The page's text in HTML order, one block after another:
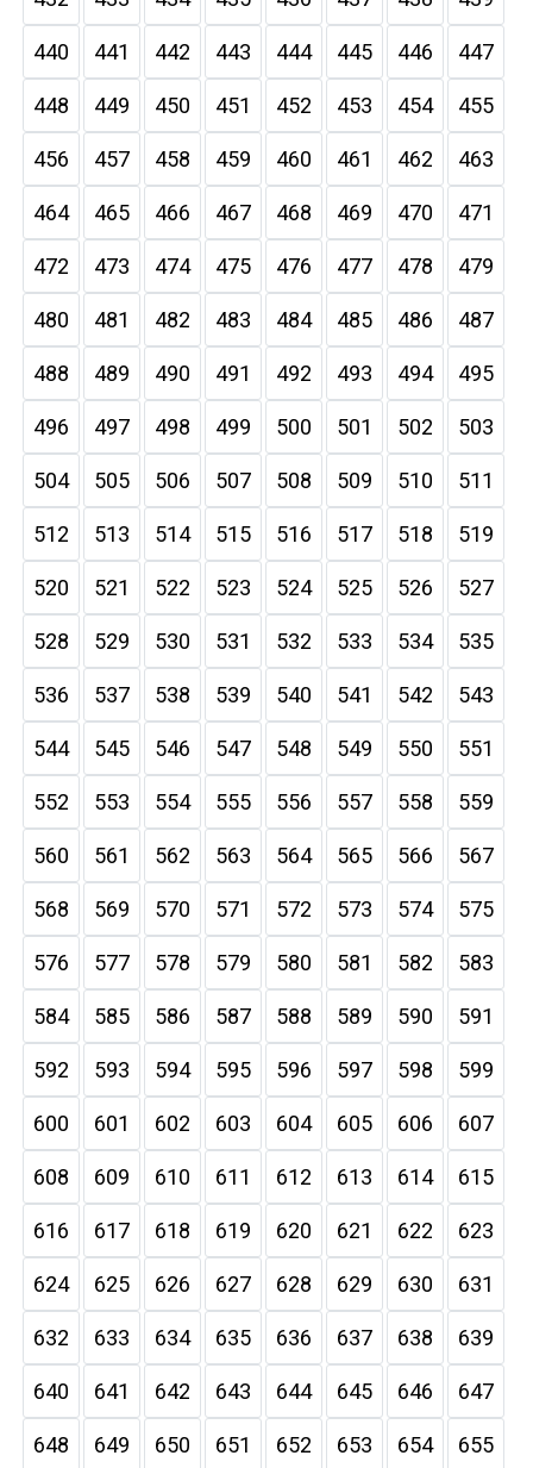
440 441 442 443 444 445 446 447
448 449 450 451 452 453 454 455
456 457 458 459 460 461 462 463
464 465 466 467 468 469 470 471
472 473 474 475 476 477 478 479
480 481 482 483 484 485 486 487
488 489 490 491 492 493 494 495
496 497 498 499 500 501 502 503
504 505 506 507 508 509 510 511
512 513 514 515 516 517 518 519
520 521 522 523 524 525 526 527
528 529 530 531 532 533 534 535
536 537 538 539 540 541 542 543
544 545 546 547 548 549 550 551
552 553 554 555 556 557 558 559
560 561 562 563 564 565 566 567
568 569 570 571 572 573 574 575
576 577 578 579 580 581 582 583
584 585 586 587 588 589 590 591
592 593 594 595 596 597 598 599
600 601 602 603 604 605 606 607
608 609 610 611 612 613 614 615
616 617 618 619 620 621 622 623
624 625 626 627 628 629 630 631
632 633 634 635 636 637 638 639
640 641 642 643 644 645 646 647
648 649 650 651 652 653 654 655